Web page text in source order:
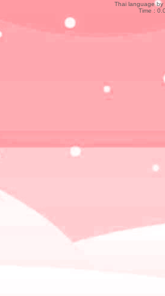
Thai language by
Time :